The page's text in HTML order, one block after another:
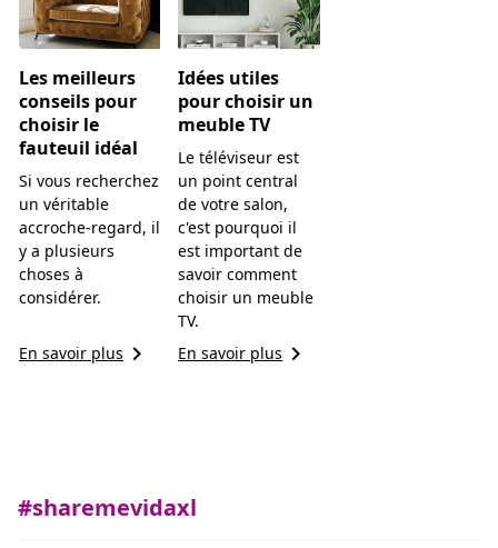
Les meilleurs
conseils pour
choisir le
fauteuil idéal
Si vous recherchez
un véritable
accroche-regard, il
y a plusieurs
choses à
considérer.
En savoir plus keyboard_arrow_right
Idées utiles
pour choisir un
meuble TV
Le téléviseur est
un point central
de votre salon,
c'est pourquoi il
est important de
savoir comment
choisir un meuble
TV.
En savoir pluskeyboard_arrow_right
#sharemevidaxl